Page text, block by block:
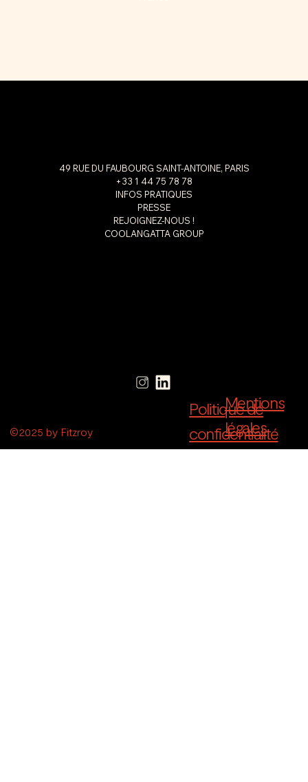
49 RUE DU FAUBOURG SAINT-ANTOINE, PARIS
+33 1 44 75 78 78
INFOS PRATIQUES
PRESSE
REJOIGNEZ-NOUS !
COOLANGATTA GROUP
Politique de
confidentialité
Mentions
légales
©2025 by Fitzroy